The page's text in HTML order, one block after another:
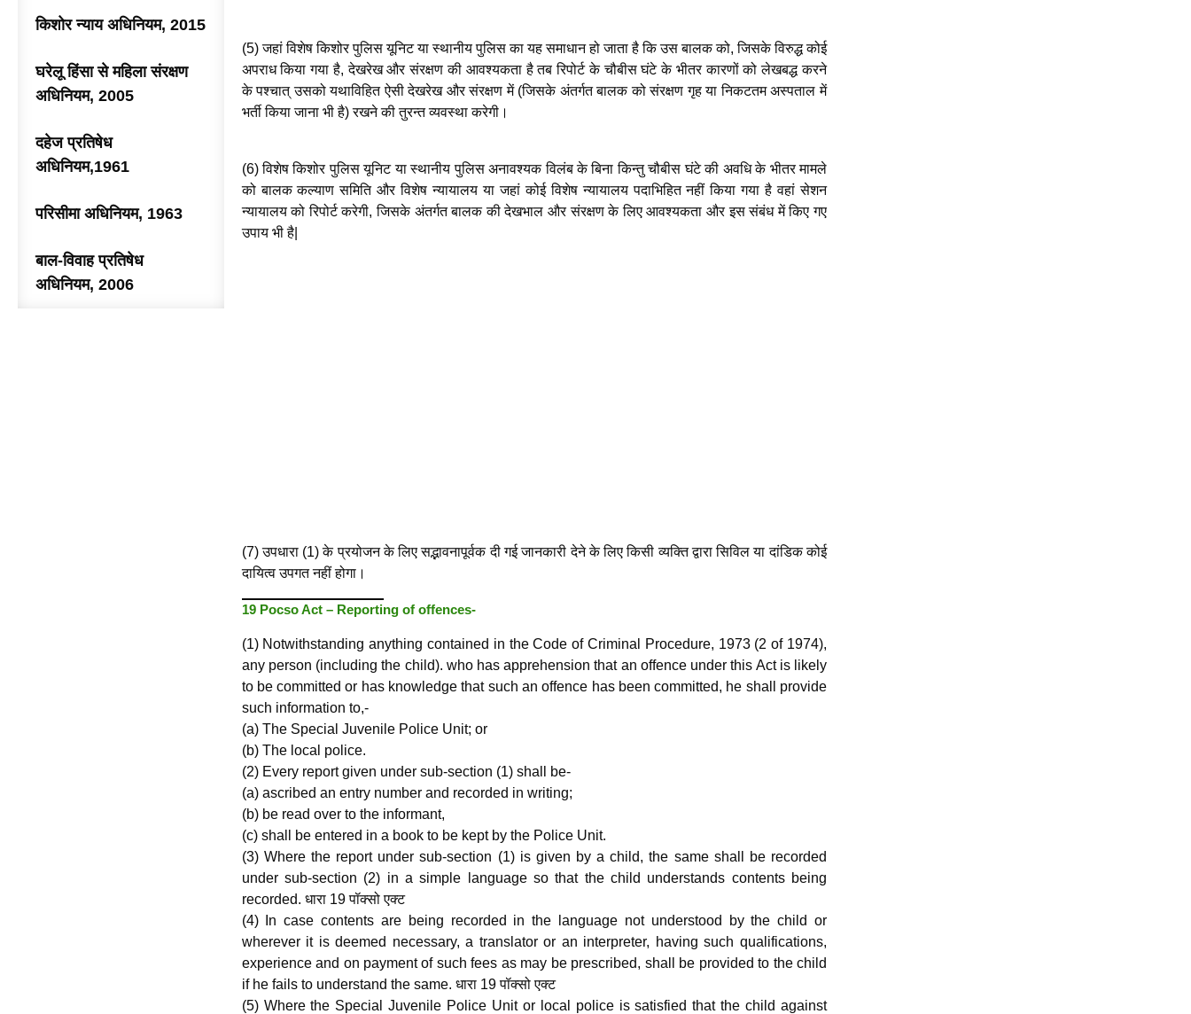
किशोर न्याय अधिनियम, 2015
घरेलू हिंसा से महिला संरक्षण
अधिनियम, 2005
दहेज प्रतिषेध
अधिनियम,1961
परिसीमा अधिनियम, 1963
बाल-विवाह प्रतिषेध
अधिनियम, 2006
(5) जहां विशेष किशोर पुलिस यूनिट या स्थानीय पुलिस का यह समाधान हो जाता है कि उस बालक को, जिसके विरुद्ध कोई
अपराध किया गया है, देखरेख और संरक्षण की आवश्यकता है तब रिपोर्ट के चौबीस घंटे के भीतर कारणों को लेखबद्ध करने
के पश्चात् उसको यथाविहित ऐसी देखरेख और संरक्षण में (जिसके अंतर्गत बालक को संरक्षण गृह या निकटतम अस्पताल में
भर्ती किया जाना भी है) रखने की तुरन्त व्यवस्था करेगी।
(6) विशेष किशोर पुलिस यूनिट या स्थानीय पुलिस अनावश्यक विलंब के बिना किन्तु चौबीस घंटे की अवधि के भीतर मामले
को बालक कल्याण समिति और विशेष न्यायालय या जहां कोई विशेष न्यायालय पदाभिहित नहीं किया गया है वहां सेशन
न्यायालय को रिपोर्ट करेगी, जिसके अंतर्गत बालक की देखभाल और संरक्षण के लिए आवश्यकता और इस संबंध में किए गए
उपाय भी है|
(7) उपधारा (1) के प्रयोजन के लिए सद्भावनापूर्वक दी गई जानकारी देने के लिए किसी व्यक्ति द्वारा सिविल या दांडिक कोई
दायित्व उपगत नहीं होगा।
19 Pocso Act– Reporting of offences-
(1) Notwithstanding anything contained in the Code of Criminal Procedure, 1973 (2 of 1974),
any person (including the child). who has apprehension that an offence under this Act is likely
to be committed or has knowledge that such an offence has been committed, he shall provide
such information to,-
(a) The Special Juvenile Police Unit; or
(b) The local police.
(2) Every report given under sub-section (1) shall be-
(a) ascribed an entry number and recorded in writing;
(b) be read over to the informant,
(c) shall be entered in a book to be kept by the Police Unit.
(3) Where the report under sub-section (1) is given by a child, the same shall be recorded
under sub-section (2) in a simple language so that the child understands contents being
recorded. धारा 19 पॉक्सो एक्ट
(4) In case contents are being recorded in the language not understood by the child or
wherever it is deemed necessary, a translator or an interpreter, having such qualifications,
experience and on payment of such fees as may be prescribed, shall be provided to the child
if he fails to understand the same. धारा 19 पॉक्सो एक्ट
(5) Where the Special Juvenile Police Unit or local police is satisfied that the child against